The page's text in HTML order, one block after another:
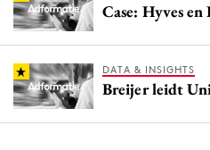
Case: Hyves
DATA & INSIGHTS
Breijer leidt